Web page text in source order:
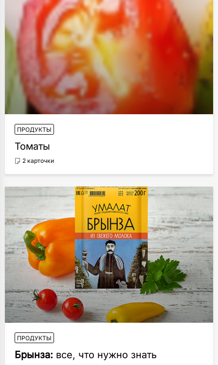
ПРОДУКТЫ
Томаты
2 карточки
ПРОДУКТЫ
Брынза: все, что нужно знать